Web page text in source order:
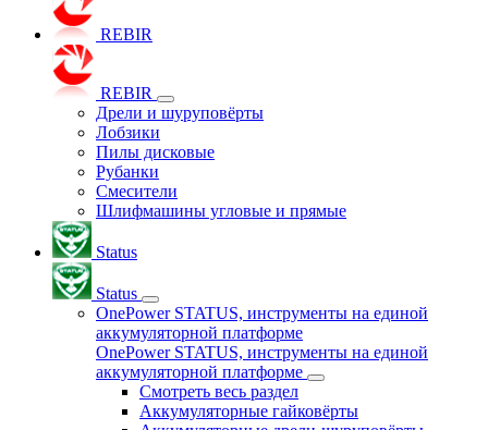
REBIR
REBIR
Дрели и шуруповёрты
Лобзики
Пилы дисковые
Рубанки
Смесители
Шлифмашины угловые и прямые
Status
Status
OnePower STATUS, инструменты на единой
аккумуляторной платформе
OnePower STATUS, инструменты на единой
аккумуляторной платформе
Смотреть весь раздел
Аккумуляторные гайковёрты